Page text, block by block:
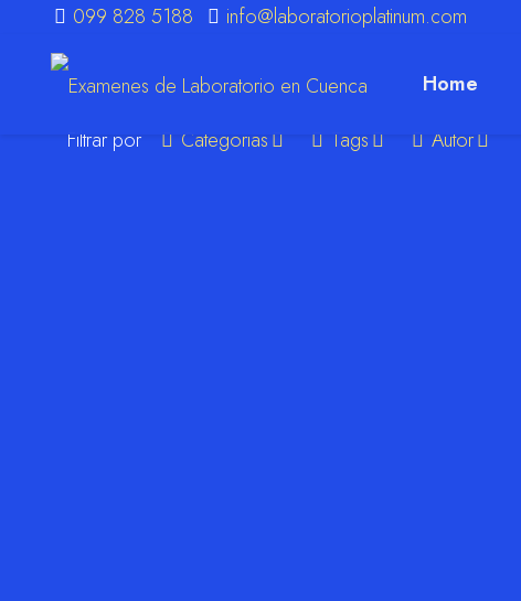
099 828 5188 info@laboratorioplatinum.com
Home
Filtrar por
Categorias Tags Autor